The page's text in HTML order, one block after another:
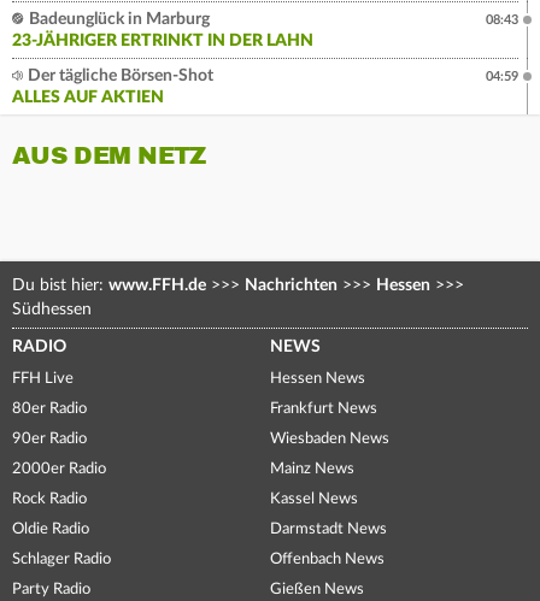
Badeunglück in Marburg
23-JÄHRIGER ERTRINKT IN DER LAHN
08:43
Der tägliche Börsen-Shot
ALLES AUF AKTIEN
04:59
AUS DEM NETZ
Du bist hier: www.FFH.de >>> Nachrichten >>> Hessen >>>
Südhessen
RADIO
FFH Live
80er Radio
90er Radio
2000er Radio
Rock Radio
Oldie Radio
Schlager Radio
Party Radio
NEWS
Hessen News
Frankfurt News
Wiesbaden News
Mainz News
Kassel News
Darmstadt News
Offenbach News
Gießen News